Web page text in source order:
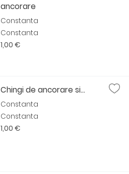
ancorare
Constanta
Constanta
1,00 €
Chingi de ancorare si...
Constanta
Constanta
1,00 €